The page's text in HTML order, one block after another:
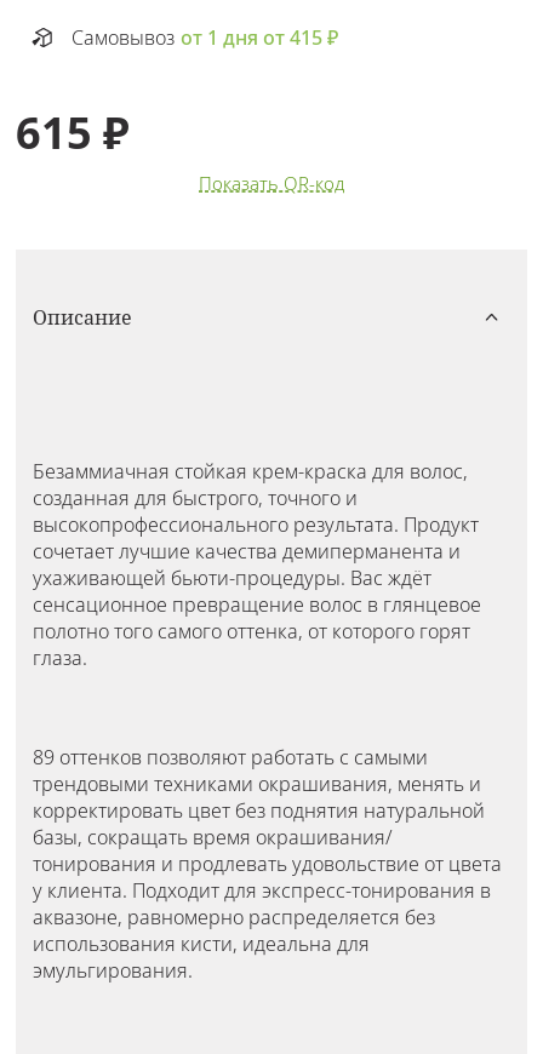
Самовывоз от 1 дня от 415 ₽
615 ₽
Показать QR-код
Описание
Безаммиачная стойкая крем-краска для волос,
созданная для быстрого, точного и
высокопрофессионального результата. Продукт
сочетает лучшие качества демиперманента и
ухаживающей бьюти-процедуры. Вас ждёт
сенсационное превращение волос в глянцевое
полотно того самого оттенка, от которого горят
глаза.
89 оттенков позволяют работать с самыми
трендовыми техниками окрашивания, менять и
корректировать цвет без поднятия натуральной
базы, сокращать время окрашивания/
тонирования и продлевать удовольствие от цвета
у клиента. Подходит для экспресс-тонирования в
аквазоне, равномерно распределяется без
использования кисти, идеальна для
эмульгирования.